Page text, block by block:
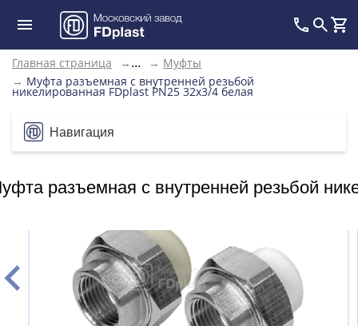
Главная страница → ... → Муфты
→ Муфта разъемная с внутренней резьбой
никелированная FDplast PN25 32х3/4 белая
Навигация
разъемная с внутренней резьбой